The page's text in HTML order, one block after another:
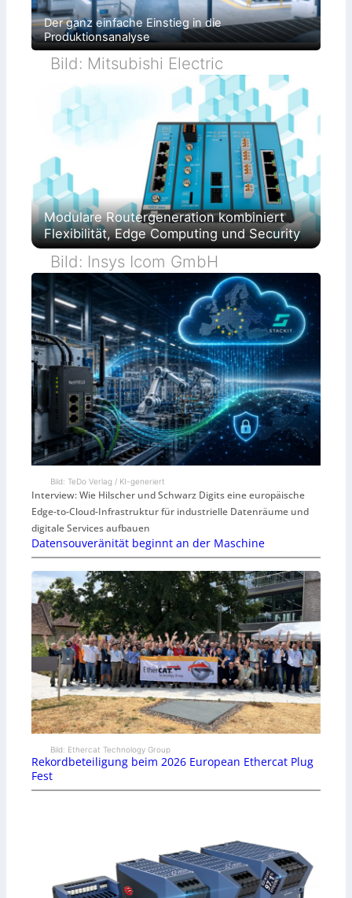
Der ganz einfache Einstieg in die
Produktionsanalyse
Bild: Mitsubishi Electric
Modulare Routergeneration kombiniert
Flexibilität, Edge Computing und Security
Bild: Insys Icom GmbH
Bild: TeDo Verlag / KI-generiert
Interview: Wie Hilscher und Schwarz Digits eine europäische
Edge-to-Cloud-Infrastruktur für industrielle Datenräume und
digitale Services aufbauen
Datensouveränität beginnt an der Maschine
Bild: Ethercat Technology Group
Rekordbeteiligung beim 2026 European Ethercat Plug
Fest